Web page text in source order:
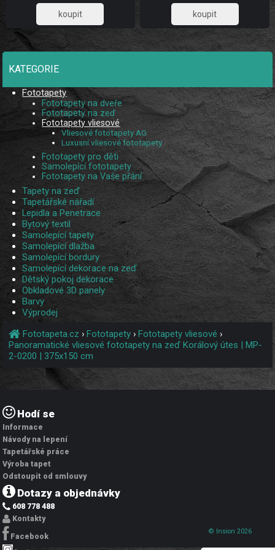
885,95 885,95
KATEGORIE
Fototapety
Fototapety na dveře
Fototapety na zeď
Fototapety vliesové
Vliesové fototapety AG
Luxusní vliesové fototapety
Fototapety pro děti
Samolepící fototapety
Fototapety na Vaše přání
Tapety na zeď
Tapetářské nářadí
Lepidla a Penetrace
Bytový textil
Samolepící tapety
Samolepící dlažba
Samolepící bordury
Samolepící dekorace na zeď
Dětský pokoj dekorace
Obkladové 3D panely
Barvy
Výprodej
Fototapeta.cz ›Fototapety ›Fototapety vliesové ›
Panoramatické vliesové fototapety na zeď Korálový útes | MP-
2-0200 | 375x150 cm
Hodí se
Informace
Návody na lepení
Tapetářské práce
Výroba tapet
Odstoupit od smlouvy
Dotazy a objednávky
608 778 488
Kontakty
Facebook
© Insion 2026